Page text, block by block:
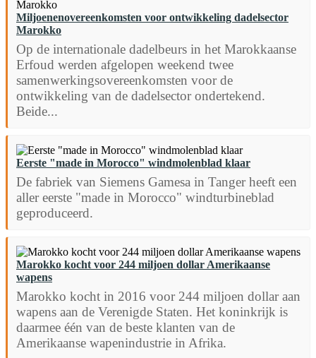
Miljoenenovereenkomsten voor ontwikkeling dadelsector
Marokko
Op de internationale dadelbeurs in het Marokkaanse
Erfoud werden afgelopen weekend twee
samenwerkingsovereenkomsten voor de
ontwikkeling van de dadelsector ondertekend.
Beide...
Eerste "made in Morocco" windmolenblad klaar
De fabriek van Siemens Gamesa in Tanger heeft een
aller eerste "made in Morocco" windturbineblad
geproduceerd.
Marokko kocht voor 244 miljoen dollar Amerikaanse
wapens
Marokko kocht in 2016 voor 244 miljoen dollar aan
wapens aan de Verenigde Staten. Het koninkrijk is
daarmee één van de beste klanten van de
Amerikaanse wapenindustrie in Afrika.